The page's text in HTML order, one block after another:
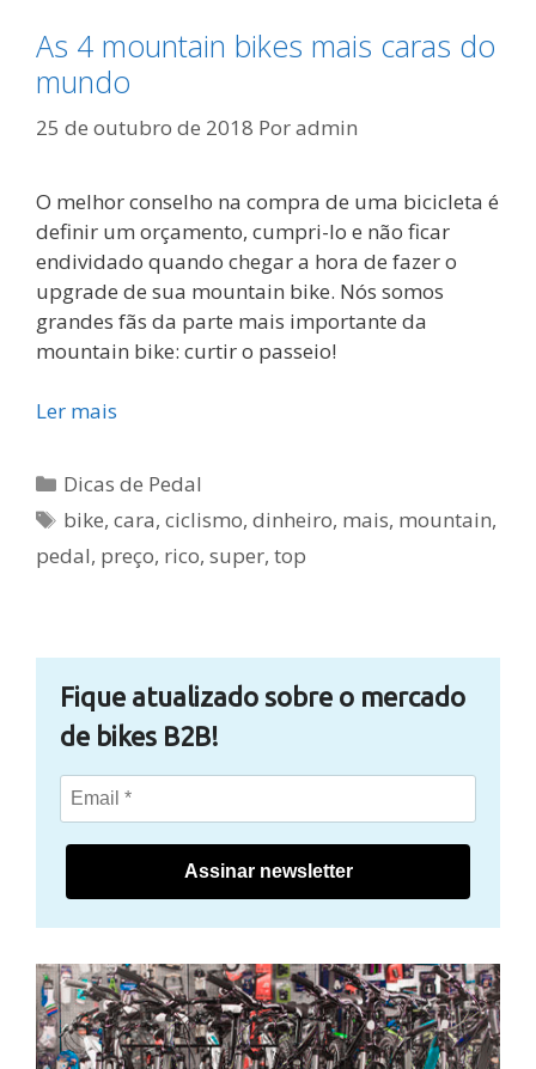
As 4 mountain bikes mais caras do
mundo
25 de outubro de 2018 Poradmin
O melhor conselho na compra de uma bicicleta é
definir um orçamento, cumpri-lo e não ficar
endividado quando chegar a hora de fazer o
upgrade de sua mountain bike. Nós somos
grandes fãs da parte mais importante da
mountain bike: curtir o passeio!
Ler mais
Categorias
Dicas de Pedal
Tags
bike,cara,ciclismo,dinheiro, mais, mountain,
pedal, preço, rico, super, top
Fique atualizado sobre o mercado
de bikes B2B!
Assinar newsletter